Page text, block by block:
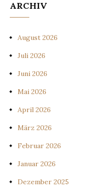
ARCHIV
August 2026
Juli 2026
Juni 2026
Mai 2026
April 2026
März 2026
Februar 2026
Januar 2026
Dezember 2025